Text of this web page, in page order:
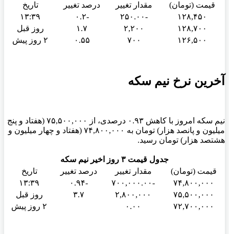
قیمت (تومان)
مقدار تغییر درصد تغییر
تاریخ
۱۲۸,۴۵۰
-۲۵۰.۰۰ -۰.۲
۱۳:۳۹
۱۲۸,۷۰۰
۲,۲۰۰ ۱.۷
روز قبل
۱۲۶,۵۰۰
۷۰۰ ۰.۵۵ ۲ روز پیش
آخرین نرخ نیم سکه
نیم سکه امروز با کاهش ۰.۹۳ درصدی، از ۷۵,۵۰۰,۰۰۰ (هفتاد و پنج
میلیون و پانصد هزار) تومان به ۷۴,۸۰۰,۰۰۰ (هفتاد و چهار میلیون و
هشتصد هزار) تومان رسید.
جدول قیمت ۳ روز اخیر نیم سکه
قیمت (تومان)
مقدار تغییر درصد تغییر
تاریخ
۷۴,۸۰۰,۰۰۰
-۷۰۰,۰۰۰.۰۰ -۰.۹۴
۱۳:۳۹
۷۵,۵۰۰,۰۰۰
۲,۸۰۰,۰۰۰ ۳.۷
روز قبل
۷۲,۷۰۰,۰۰۰
۰.۰۰ ۲ روز پیش